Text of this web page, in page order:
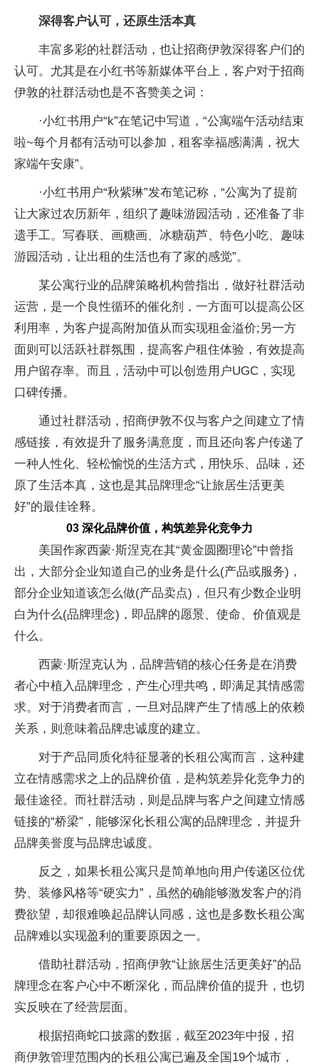
深得客户认可，还原生活本真
丰富多彩的社群活动，也让招商伊敦深得客户们的
认可。尤其是在小红书等新媒体平台上，客户对于招商
伊敦的社群活动也是不吝赞美之词：
·小红书用户“k”在笔记中写道，“公寓端午活动结束
啦~每个月都有活动可以参加，租客幸福感满满，祝大
家端午安康”。
·小红书用户“秋紫琳”发布笔记称，“公寓为了提前
让大家过农历新年，组织了趣味游园活动，还准备了非
遗手工。写春联、画糖画、冰糖葫芦、特色小吃、趣味
游园活动，让出租的生活也有了家的感觉”。
某公寓行业的品牌策略机构曾指出，做好社群活动
运营，是一个良性循环的催化剂，一方面可以提高公区
利用率，为客户提高附加值从而实现租金溢价;另一方
面则可以活跃社群氛围，提高客户租住体验，有效提高
用户留存率。而且，活动中可以创造用户UGC，实现
口碑传播。
通过社群活动，招商伊敦不仅与客户之间建立了情
感链接，有效提升了服务满意度，而且还向客户传递了
一种人性化、轻松愉悦的生活方式，用快乐、品味，还
原了生活本真，这也是其品牌理念“让旅居生活更美
好”的最佳诠释。
03 深化品牌价值，构筑差异化竞争力
美国作家西蒙·斯涅克在其“黄金圆圈理论”中曾指
出，大部分企业知道自己的业务是什么(产品或服务)，
部分企业知道该怎么做(产品卖点)，但只有少数企业明
白为什么(品牌理念)，即品牌的愿景、使命、价值观是
什么。
西蒙·斯涅克认为，品牌营销的核心任务是在消费
者心中植入品牌理念，产生心理共鸣，即满足其情感需
求。对于消费者而言，一旦对品牌产生了情感上的依赖
关系，则意味着品牌忠诚度的建立。
对于产品同质化特征显著的长租公寓而言，这种建
立在情感需求之上的品牌价值，是构筑差异化竞争力的
最佳途径。而社群活动，则是品牌与客户之间建立情感
链接的“桥梁”，能够深化长租公寓的品牌理念，并提升
品牌美誉度与品牌忠诚度。
反之，如果长租公寓只是简单地向用户传递区位优
势、装修风格等“硬实力”，虽然的确能够激发客户的消
费欲望，却很难唤起品牌认同感，这也是多数长租公寓
品牌难以实现盈利的重要原因之一。
借助社群活动，招商伊敦“让旅居生活更美好”的品
牌理念在客户心中不断深化，而品牌价值的提升，也切
实反映在了经营层面。
根据招商蛇口披露的数据，截至2023年中报，招
商伊敦管理范围内的长租公寓已遍及全国19个城市，